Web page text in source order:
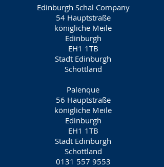
Edinburgh Schal Company
54 Hauptstraße
königliche Meile
Edinburgh
EH1 1TB
Stadt Edinburgh
Schottland
Palenque
56 Hauptstraße
königliche Meile
Edinburgh
EH1 1TB
Stadt Edinburgh
Schottland
0131 557 9553